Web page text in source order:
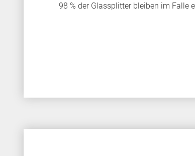
98 % der Glassplitter bleiben im Falle